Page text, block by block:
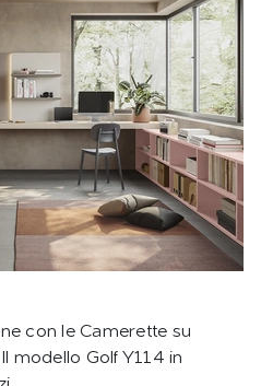
con le Camerette su
modello Golf Y114 in